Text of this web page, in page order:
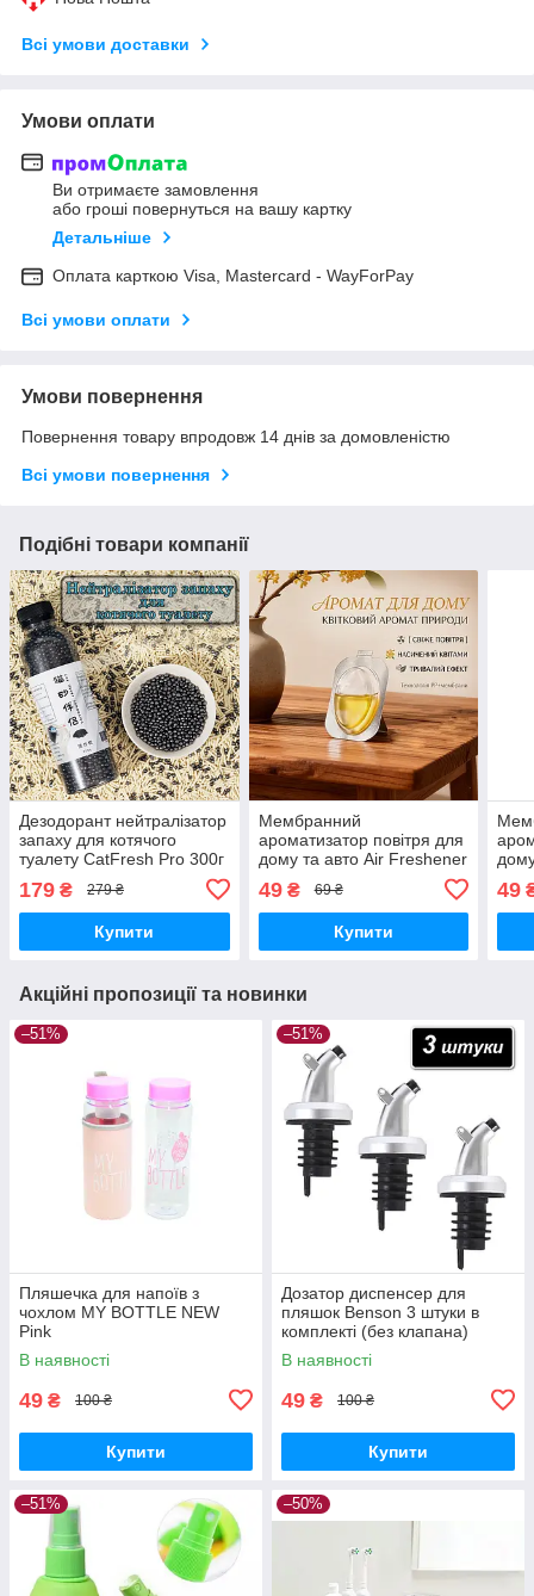
Всі умови доставки
Умови оплати
Ви отримаєте замовлення
або гроші повернуться на вашу картку
Детальніше
Оплата карткою Visa, Mastercard - WayForPay
Всі умови оплати
Умови повернення
Повернення товару впродовж 14 днів за домовленістю
Всі умови повернення
Подібні товари компанії
Дезодорант нейтралізатор
запаху для котячого
туалету CatFresh Pro 300г
179 ₴ 279 ₴
Купити
Мембранний
ароматизатор повітря для
дому та авто Air Freshener
49₴ 69 ₴
Купити
49
Акційні пропозиції та новинки
–51%
Пляшечка для напоїв з
чохлом MY BOTTLE NEW
Pink
В наявності
49 ₴ 100 ₴
Купити
–51%
Дозатор диспенсер для
пляшок Benson 3 штуки в
комплекті (без клапана)
В наявності
49 ₴ 100 ₴
Купити
–51% –50%